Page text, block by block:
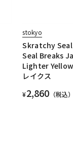
stokyo
Skratchy
Seal Breaks
Lighter Yellow
レイクス
¥2,860 （税込）